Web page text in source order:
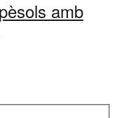
amb